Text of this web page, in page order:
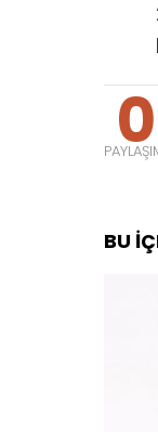
0
BU